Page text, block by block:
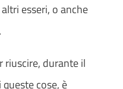
esseri, o anche
riuscire, durante il
cose, è